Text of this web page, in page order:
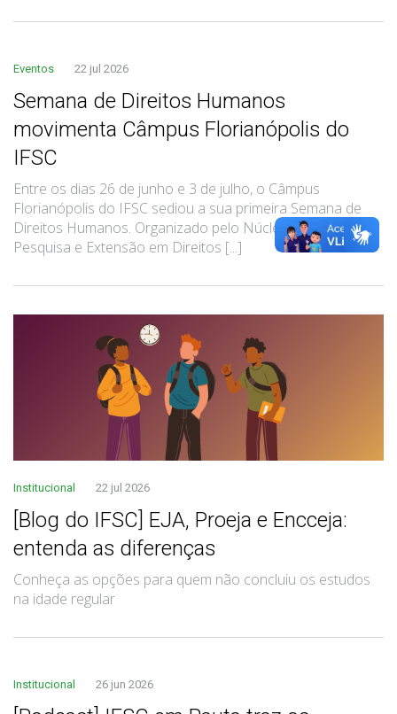
Eventos 22 jul 2026
Semana de Direitos Humanos
movimenta Câmpus Florianópolis do
IFSC
Entre os dias 26 de junho e 3 de julho, o Câmpus
Florianópolis do IFSC sediou a sua primeira Semana de
Direitos Humanos. Organizado pelo Núcleo de Estudos,
Pesquisa e Extensão em Direitos [...]
Institucional 22 jul 2026
[Blog do IFSC] EJA, Proeja e Encceja:
entenda as diferenças
Conheça as opções para quem não concluiu os estudos
na idade regular
Institucional 26 jun 2026